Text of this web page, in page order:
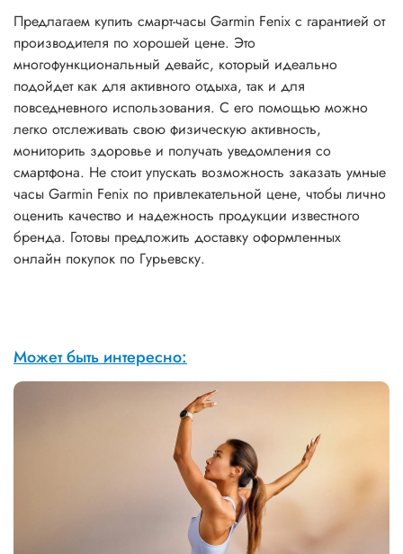
Предлагаем купить смарт-часы Garmin Fenix с гарантией от
производителя по хорошей цене. Это
многофункциональный девайс, который идеально
подойдет как для активного отдыха, так и для
повседневного использования. С его помощью можно
легко отслеживать свою физическую активность,
мониторить здоровье и получать уведомления со
смартфона. Не стоит упускать возможность заказать умные
часы Garmin Fenix по привлекательной цене, чтобы лично
оценить качество и надежность продукции известного
бренда. Готовы предложить доставку оформленных
онлайн покупок по Гурьевску.
Может быть интересно: